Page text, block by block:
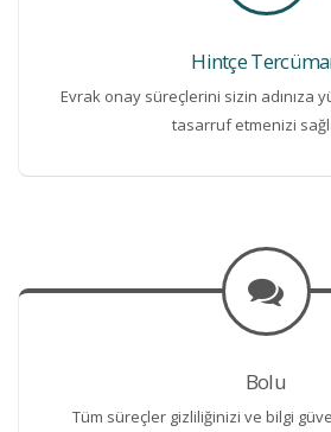
Hintçe
Evrak onay süreçlerini sizin adınıza
tasarruf etmenizi
Bolu
Tüm süreçler gizliliğinizi ve bilgi